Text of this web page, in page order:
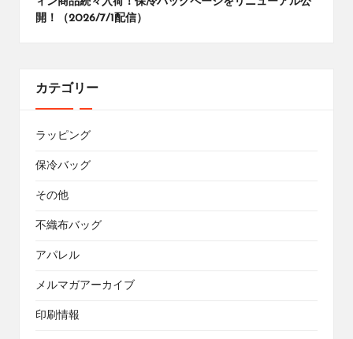
開！（2026/7/1配信）
カテゴリー
ラッピング
保冷バッグ
その他
不織布バッグ
アパレル
メルマガアーカイブ
印刷情報